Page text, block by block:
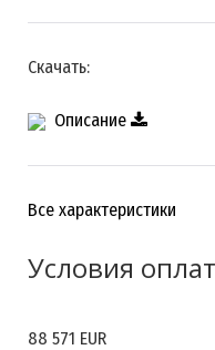
Скачать:
Описание
Все характеристики
Условия
88 571 EUR